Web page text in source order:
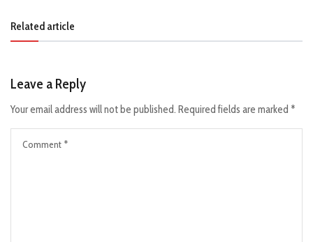
Related article
Leave a Reply
Your email address will not be published. Required fields are marked *